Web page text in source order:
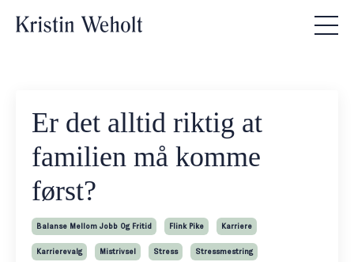
Er det alltid riktig at
familien må komme
først?
Balanse Mellom Jobb Og Fritid Flink Pike Karriere
Karrierevalg Mistrivsel Stress Stressmestring